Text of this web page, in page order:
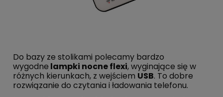
Do bazy ze stolikami polecamy bardzo
wygodne lampki nocne flexi, wyginające się w
różnych kierunkach, z wejściem USB. To dobre
rozwiązanie do czytania i ładowania telefonu.